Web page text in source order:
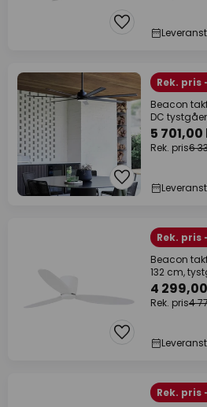
Rek. pris
Beacon
DC
5 701,00
Rek. pris6
Rek. pris
Beacon
132 cm,
4
Rek. pris4
Rek. pris